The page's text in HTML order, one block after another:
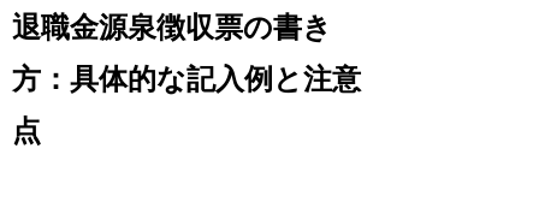
退職金源泉徴収票の書き
方：具体的な記入例と注意
点